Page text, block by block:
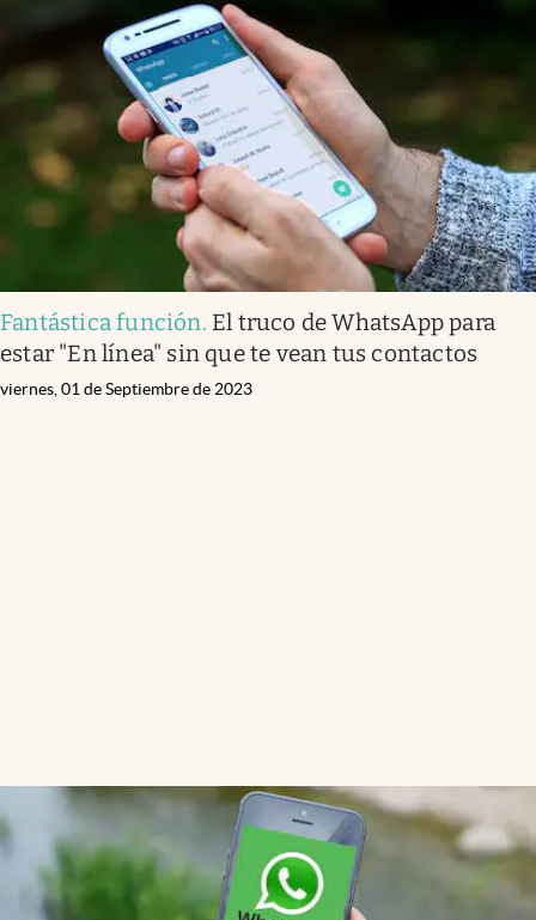
Fantástica función. El truco de WhatsApp para
estar "En línea" sin que te vean tus contactos
viernes, 01 de Septiembre de 2023